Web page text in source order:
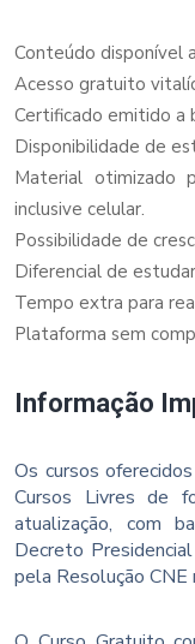
Conteúdo disponível
Acesso gratuito
Certificado emitido a
Disponibilidade de
Material otimizado
inclusive celular.
Possibilidade de
Diferencial de
Tempo extra para
Plataforma sem
Informação
Os cursos
Cursos Livres de
atualização, com
Decreto
pela Resolução CNE